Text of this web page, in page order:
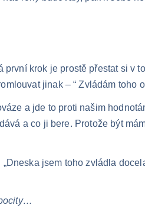
první krok je prostě přestat si v
jinak – “ Zvládám toho
a co ji bere. Protože být
jsem toho zvládla